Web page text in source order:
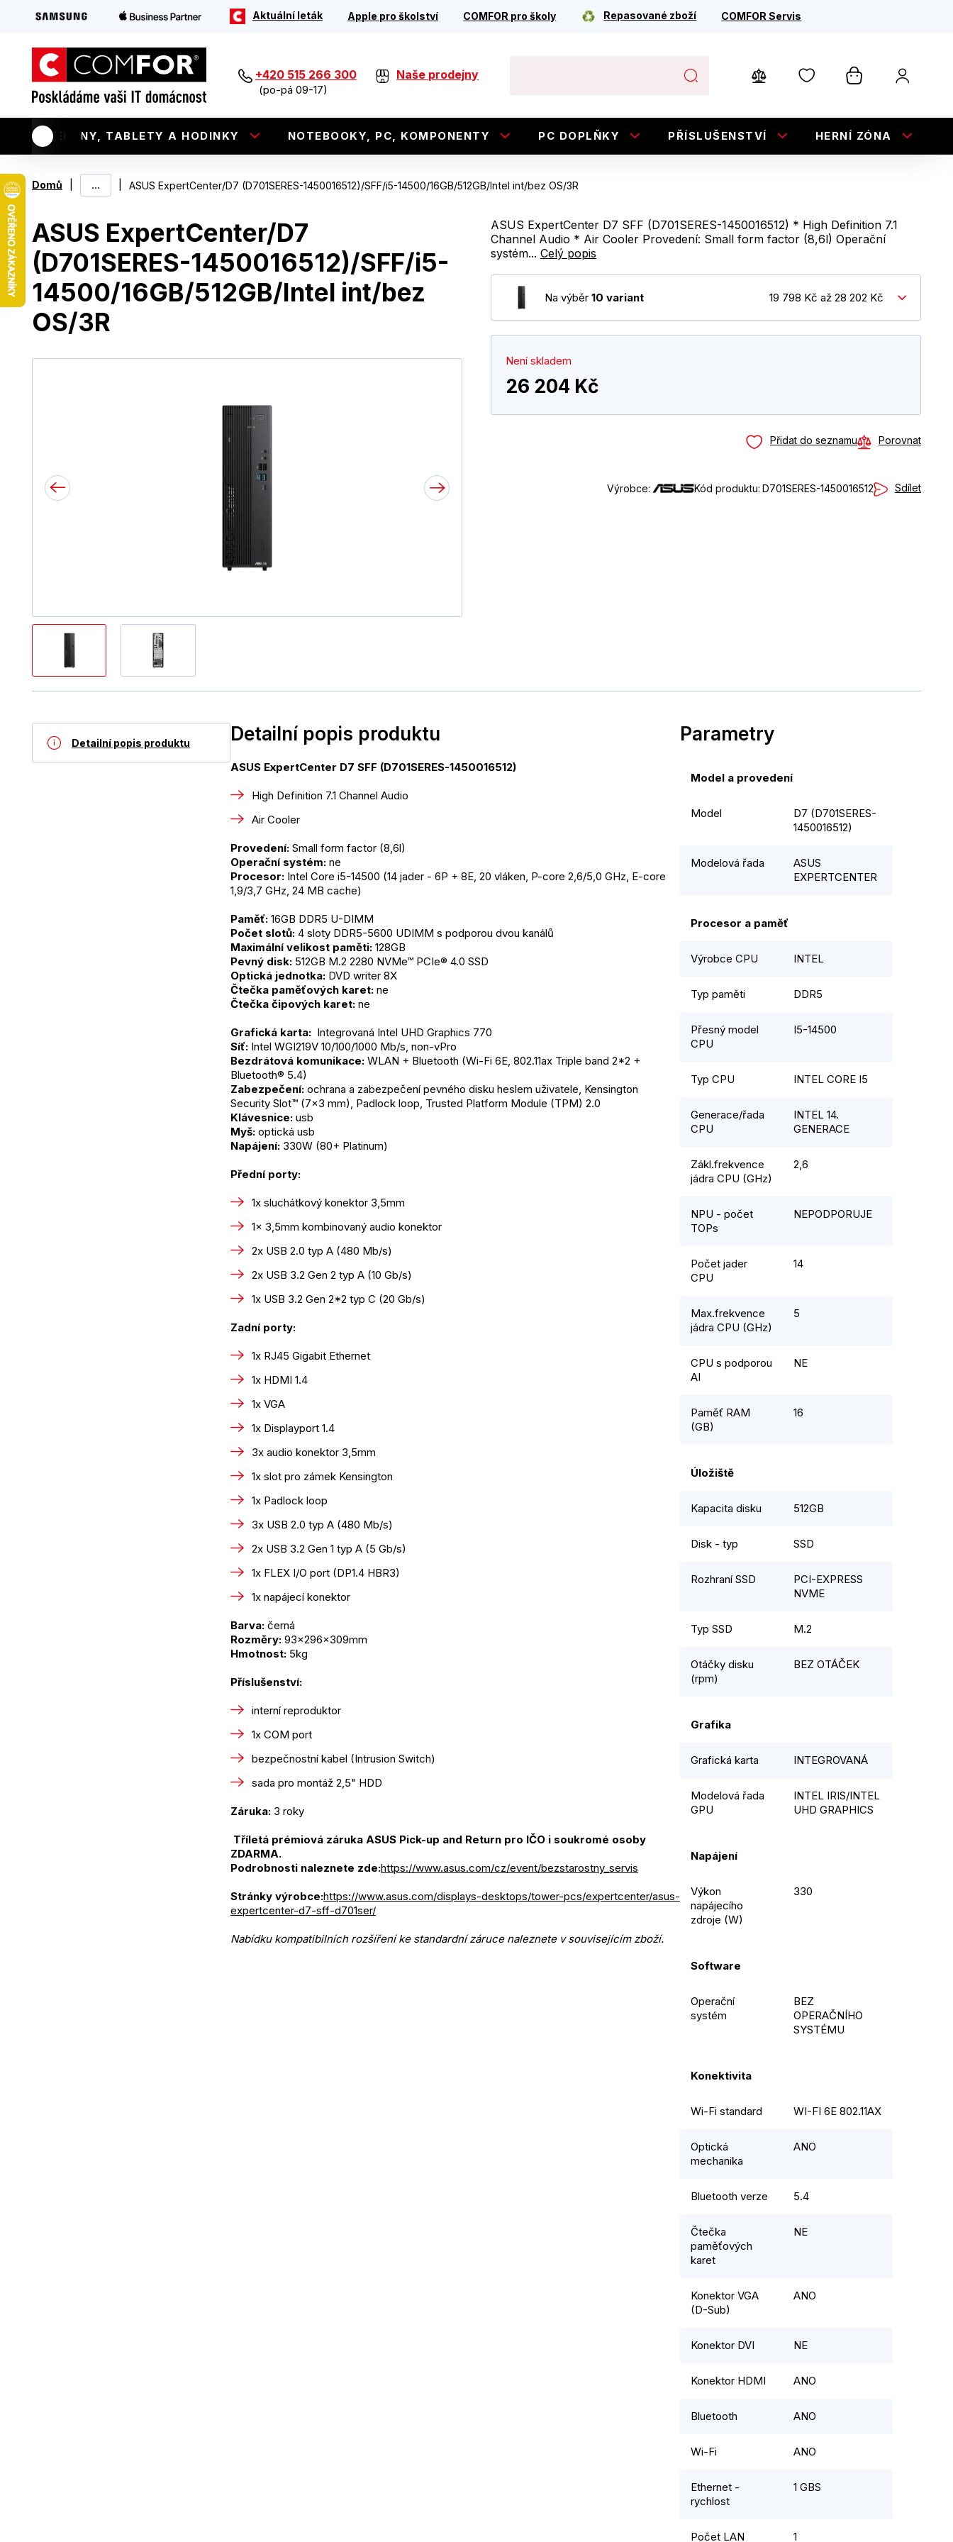
Aktuální leták Apple pro školství COMFOR pro školy Repasované zboží COMFOR Servis
+420 515 266 300
(po-pá 09-17)
Naše prodejny
TELEFONY, TABLETY A HODINKY NOTEBOOKY, PC, KOMPONENTY PC DOPLŇKY PŘÍSLUŠENSTVÍ HERNÍ ZÓNA
Domů ... ASUS ExpertCenter/D7 (D701SERES-1450016512)/SFF/i5-14500/16GB/512GB/Intel int/bez OS/3R
ASUS ExpertCenter/D7
(D701SERES-1450016512)/SFF/i5-
14500/16GB/512GB/Intel int/bez
OS/3R
ASUS ExpertCenter D7 SFF (D701SERES-1450016512) * High Definition 7.1
Channel Audio * Air Cooler Provedení: Small form factor (8,6l) Operační
systém... Celý popis
Na výběr 10 variant 19 798 Kč až 28 202 Kč
Není skladem
26 204 Kč
Přidat do seznamu Porovnat
Výrobce: Kód produktu: D701SERES-1450016512 Sdílet
Detailní popis produktu Detailní popis produktu
ASUS ExpertCenter D7 SFF (D701SERES-1450016512)
High Definition 7.1 Channel Audio
Air Cooler
Provedení: Small form factor (8,6l)
Operační systém: ne
Procesor: Intel Core i5-14500 (14 jader - 6P + 8E, 20 vláken, P-core 2,6/5,0 GHz, E-core
1,9/3,7 GHz, 24 MB cache)
Paměť: 16GB DDR5 U-DIMM
Počet slotů: 4 sloty DDR5-5600 UDIMM s podporou dvou kanálů
Maximální velikost paměti: 128GB
Pevný disk: 512GB M.2 2280 NVMe™ PCIe® 4.0 SSD
Optická jednotka: DVD writer 8X
Čtečka paměťových karet: ne
Čtečka čipových karet: ne
Grafická karta: Integrovaná Intel UHD Graphics 770
Síť: Intel WGI219V 10/100/1000 Mb/s, non-vPro
Bezdrátová komunikace: WLAN + Bluetooth (Wi-Fi 6E, 802.11ax Triple band 2*2 +
Bluetooth® 5.4)
Zabezpečení: ochrana a zabezpečení pevného disku heslem uživatele, Kensington
Security Slot™ (7x3 mm), Padlock loop, Trusted Platform Module (TPM) 2.0
Klávesnice: usb
Myš: optická usb
Napájení: 330W (80+ Platinum)
Přední porty:
1x sluchátkový konektor 3,5mm
1x 3,5mm kombinovaný audio konektor
2x USB 2.0 typ A (480 Mb/s)
2x USB 3.2 Gen 2 typ A (10 Gb/s)
1x USB 3.2 Gen 2*2 typ C (20 Gb/s)
Zadní porty:
1x RJ45 Gigabit Ethernet
1x HDMI 1.4
1x VGA
1x Displayport 1.4
3x audio konektor 3,5mm
1x slot pro zámek Kensington
1x Padlock loop
3x USB 2.0 typ A (480 Mb/s)
2x USB 3.2 Gen 1 typ A (5 Gb/s)
1x FLEX I/O port (DP1.4 HBR3)
1x napájecí konektor
Barva: černá
Rozměry: 93x296x309mm
Hmotnost: 5kg
Příslušenství:
interní reproduktor
1x COM port
bezpečnostní kabel (Intrusion Switch)
sada pro montáž 2,5" HDD
Záruka: 3 roky
ZDARMA.
Podrobnosti naleznete zde:https://www.asus.com/cz/event/bezstarostny_servis
Stránky výrobce:https://www.asus.com/displays-desktops/tower-pcs/expertcenter/asus-
expertcenter-d7-sff-d701ser/
Nabídku kompatibilních rozšíření ke standardní záruce naleznete v souvisejícím zboží.
Parametry
Model a provedení
Model
D7 (D701SERES-
1450016512)
Modelová řada
ASUS
EXPERTCENTER
Procesor a paměť
Výrobce CPU INTEL
Typ paměti DDR5
Přesný model
CPU
I5-14500
Typ CPU INTEL CORE I5
Generace/řada
CPU
INTEL 14.
GENERACE
Zákl.frekvence
jádra CPU (GHz)
2,6
NPU - počet
TOPs
NEPODPORUJE
Počet jader
CPU
14
Max.frekvence
jádra CPU (GHz)
5
CPU s podporou
AI
NE
Paměť RAM
(GB)
16
Úložiště
Kapacita disku 512GB
Disk - typ SSD
Rozhraní SSD
PCI-EXPRESS
NVME
Typ SSD M.2
Otáčky disku
(rpm)
BEZ OTÁČEK
Grafika
Grafická karta INTEGROVANÁ
Modelová řada
GPU
INTEL IRIS/INTEL
UHD GRAPHICS
Napájení
Výkon
napájecího
zdroje (W)
330
Software
Operační
systém
BEZ
OPERAČNÍHO
SYSTÉMU
Konektivita
Wi-Fi standard WI-FI 6E 802.11AX
Optická
mechanika
ANO
Bluetooth verze 5.4
Čtečka
paměťových
karet
NE
Konektor VGA
(D-Sub)
ANO
Konektor DVI NE
Konektor HDMI ANO
Bluetooth ANO
Wi-Fi ANO
Ethernet -
rychlost
1 GBS
Počet LAN 1